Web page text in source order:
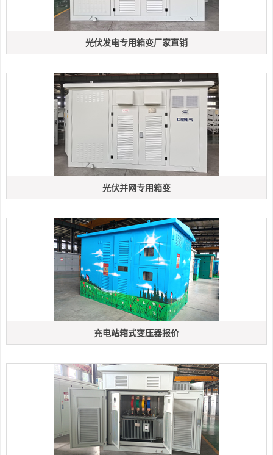
光伏发电专用箱变厂家直销
光伏并网专用箱变
充电站箱式变压器报价